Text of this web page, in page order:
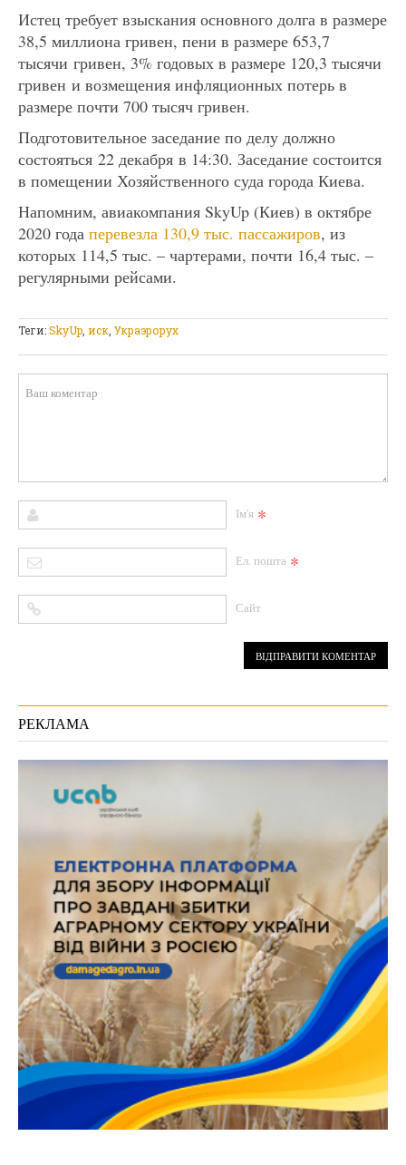
Истец требует взыскания основного долга в размере
38,5 миллиона гривен, пени в размере 653,7
тысячи гривен, 3% годовых в размере 120,3 тысячи
гривен и возмещения инфляционных потерь в
размере почти 700 тысяч гривен.
Подготовительное заседание по делу должно
состояться 22 декабря в 14:30. Заседание состоится
в помещении Хозяйственного суда города Киева.
Напомним, авиакомпания SkyUp (Киев) в октябре
2020 года перевезла 130,9 тыс. пассажиров, из
которых 114,5 тыс. – чартерами, почти 16,4 тыс. –
регулярными рейсами.
Теги:SkyUp иск Украэрорух
Ім'я *
Ел. пошта *
Сайт
РЕКЛАМА